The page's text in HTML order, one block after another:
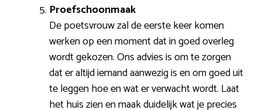
Proefschoonmaak
De poetsvrouw zal de eerste keer komen
werken op een moment dat in goed overleg
wordt gekozen. Ons advies is om te zorgen
dat er altijd iemand aanwezig is en om goed uit
te leggen hoe en wat er verwacht wordt. Laat
het huis zien en maak duidelijk wat je precies